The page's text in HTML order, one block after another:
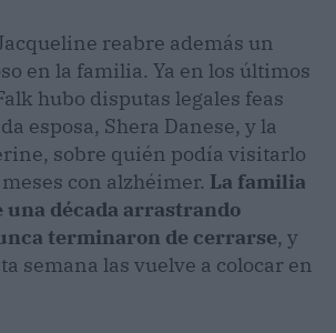
reabre además un
en la familia. Ya en los últimos
hubo disputas legales feas
esposa, Shera Danese, y la
sobre quién podía visitarlo
con alzhéimer. La familia
una década arrastrando
terminaron de cerrarse, y
semana las vuelve a colocar en